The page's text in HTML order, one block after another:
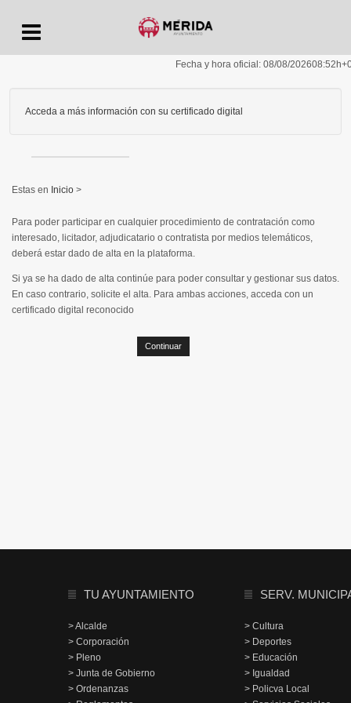
Fecha y hora oficial: 08/08/202608:52h
Acceda a más información con su certificado digital
Inicio >
Para poder participar en cualquier procedimiento de contratación como
interesado, licitador, adjudicatario o contratista por medios telemáticos,
deberá estar dado de alta en la plataforma.
Si ya se ha dado de alta continúe para poder consultar y gestionar sus datos.
En caso contrario, solicite el alta. Para ambas acciones, acceda con un
certificado digital reconocido
Continuar
TU AYUNTAMIENTO
> Alcalde
> Corporación
> Pleno
> Junta de Gobierno
> Ordenanzas
SERV.
> Cultura
> Deportes
> Educación
> Igualdad
> Policva Local